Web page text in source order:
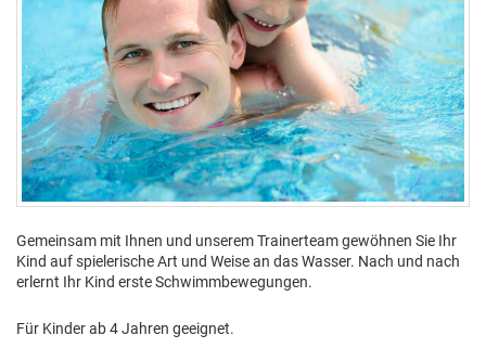
Gemeinsam mit Ihnen und unserem Trainerteam gewöhnen Sie Ihr
Kind auf spielerische Art und Weise an das Wasser. Nach und nach
erlernt Ihr Kind erste Schwimmbewegungen.
Für Kinder ab 4 Jahren geeignet.